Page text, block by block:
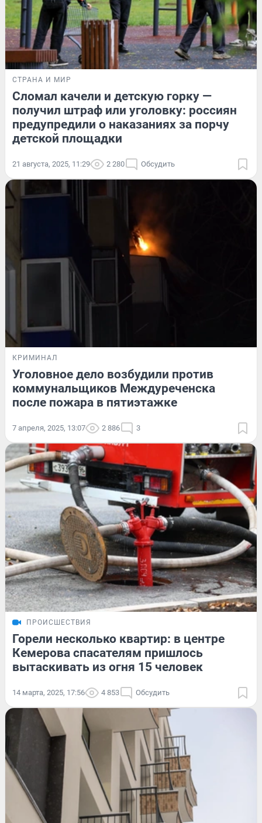
СТРАНА И МИР
Сломал качели и детскую горку —
получил штраф или уголовку: россиян
предупредили о наказаниях за порчу
детской площадки
21 августа, 2025, 11:29 2 280 Обсудить
КРИМИНАЛ
Уголовное дело возбудили против
коммунальщиков Междуреченска
после пожара в пятиэтажке
7 апреля, 2025, 13:07 2 886 3
ПРОИСШЕСТВИЯ
Горели несколько квартир: в центре
Кемерова спасателям пришлось
вытаскивать из огня 15 человек
14 марта, 2025, 17:56 4 853 Обсудить